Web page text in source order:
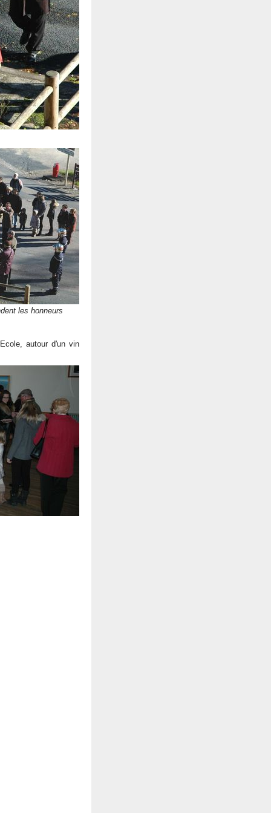
les honneurs
autour d'un vin